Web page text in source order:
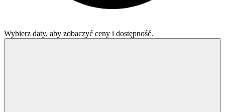
Wybierz daty, aby zobaczyć ceny i dostępność.